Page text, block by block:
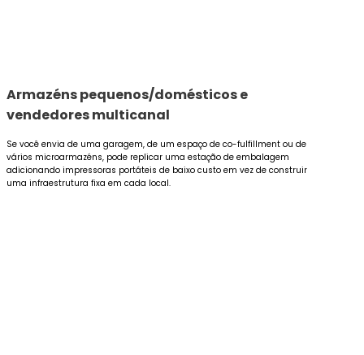
Armazéns pequenos/domésticos e
vendedores multicanal
Se você envia de uma garagem, de um espaço de co-fulfillment ou de
vários microarmazéns, pode replicar uma estação de embalagem
adicionando impressoras portáteis de baixo custo em vez de construir
uma infraestrutura fixa em cada local.